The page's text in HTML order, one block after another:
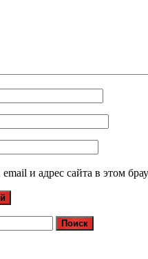
и адрес сайта в этом